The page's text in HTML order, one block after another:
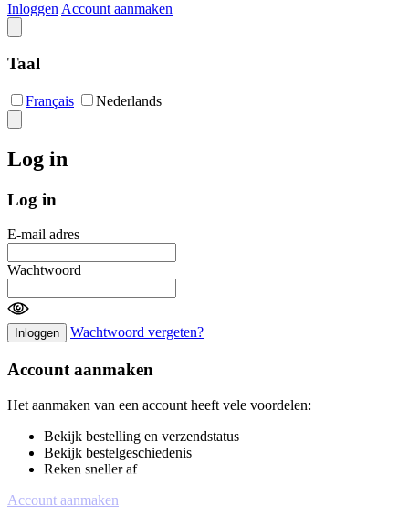
InloggenAccount aanmaken
Taal
Français Nederlands
Log in
Log in
E-mail adres
Wachtwoord
Inloggen Wachtwoord vergeten?
Account aanmaken
Het aanmaken van een account heeft vele voordelen:
Bekijk bestelling en verzendstatus
Bekijk bestelgeschiedenis
Reken sneller af
Account aanmaken